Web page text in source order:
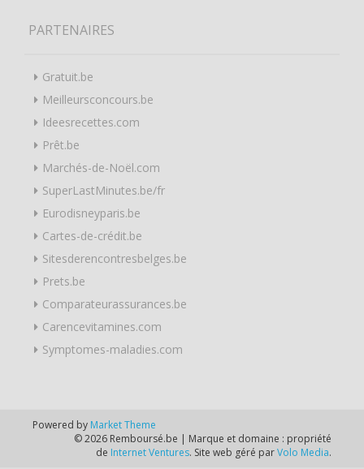
PARTENAIRES
Gratuit.be
Meilleursconcours.be
Ideesrecettes.com
Prêt.be
Marchés-de-Noël.com
SuperLastMinutes.be/fr
Eurodisneyparis.be
Cartes-de-crédit.be
Sitesderencontresbelges.be
Prets.be
Comparateurassurances.be
Carencevitamines.com
Symptomes-maladies.com
Powered by Market Theme
© 2026 Remboursé.be | Marque et domaine : propriété
de Internet Ventures. Site web géré parVolo Media.